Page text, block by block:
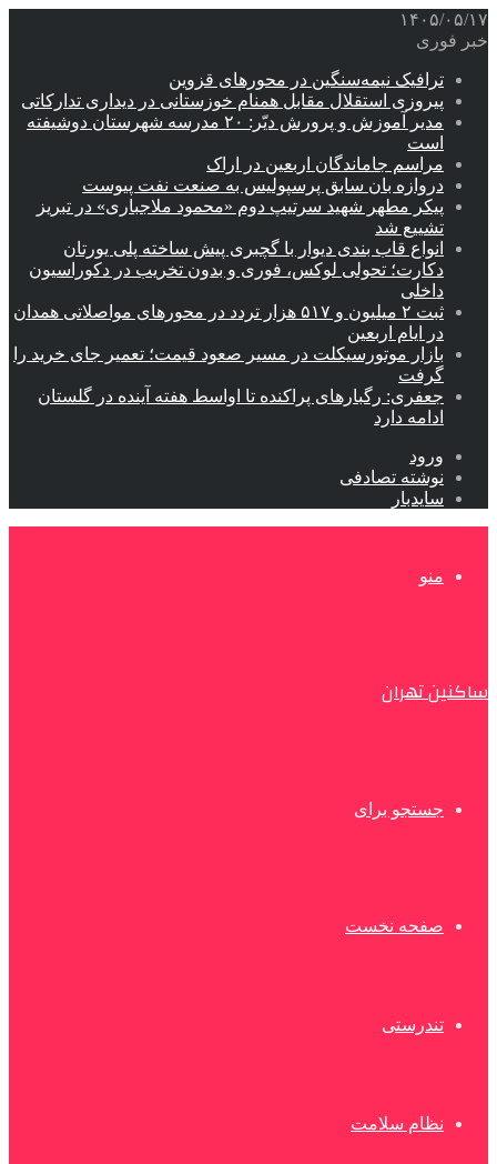
۱۴۰۵/۰۵/۱۷
خبر فوری
ترافیک نیمه‌سنگین در محورهای قزوین
پیروزی استقلال مقابل همنام خوزستانی در دیداری تدارکاتی
مدیر آموزش و پرورش دیّر: ۲۰ مدرسه شهرستان دوشیفته
است
مراسم جاماندگان اربعین در اراک
دروازه بان سابق پرسپولیس به صنعت نفت پیوست
پیکر مطهر شهید سرتیپ دوم «محمود ملاجباری» در تبریز
تشییع شد
انواع قاب بندی دیوار با گچبری پیش ساخته پلی یورتان
دکارت؛ تحولی لوکس، فوری و بدون تخریب در دکوراسیون
داخلی
ثبت ۲ میلیون و ۵۱۷ هزار تردد در محورهای مواصلاتی همدان
در ایام اربعین
بازار موتورسیکلت در مسیر صعود قیمت؛ تعمیر جای خرید را
گرفت
جعفری: رگبارهای پراکنده تا اواسط هفته آینده در گلستان
ادامه دارد
ورود
نوشته تصادفی
سایدبار
منو
ساکنین تهران
جستجو برای
صفحه نخست
تندرستی
نظام سلامت